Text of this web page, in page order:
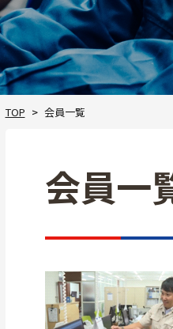
TOP 会員一覧
会員一